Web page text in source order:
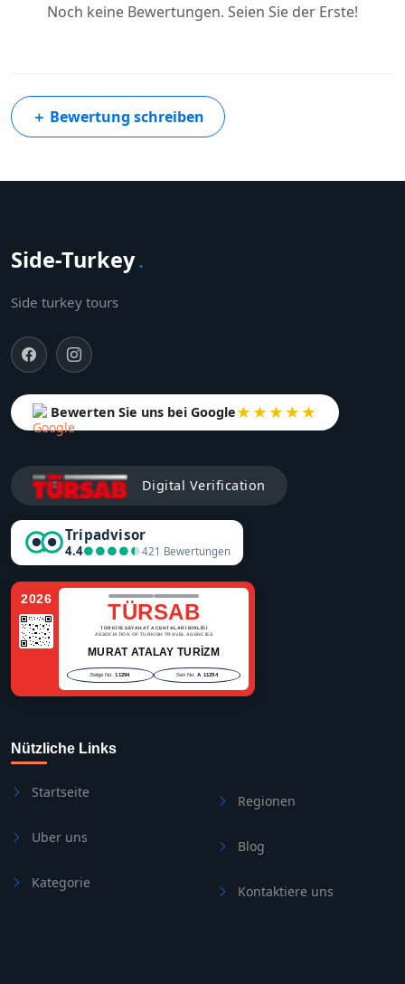
Noch keine Bewertungen. Seien Sie der Erste!
＋ Bewertung schreiben
Side-Turkey.
Side turkey tours
Bewerten Sie uns bei Google★★★★★
Digital Verification
Tripadvisor
4.4●●●●●
●●●●●421 Bewertungen
2026
TÜRSAB
TÜRKİYE SEYAHAT ACENTALARI BİRLİĞİ
ASSOCIATION OF TURKISH TRAVEL AGENCIES
MURAT ATALAY TURİZM
Belge No: 11294 Seri No: A 11294
Nützliche Links
Startseite
Uber uns
Kategorie
Regionen
Blog
Kontaktiere uns